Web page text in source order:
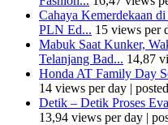
Cahaya Kemerdekaan
PLN Ed... 15 views per
Mabuk Saat Kunker,
Telanjang Bad... 14,87
Honda AT Family Day
14 views per day |
Detik – Detik Proses
13,94 views per day |